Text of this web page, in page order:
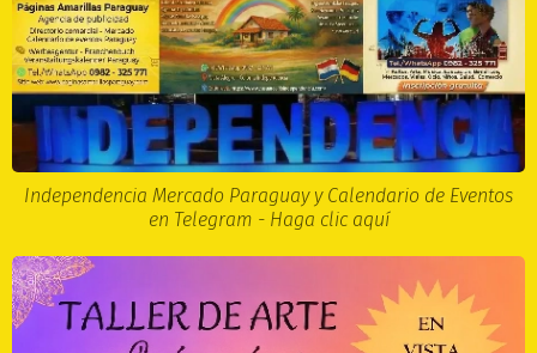
Independencia Mercado Paraguay y Calendario de Eventos
en Telegram - Haga clic aquí